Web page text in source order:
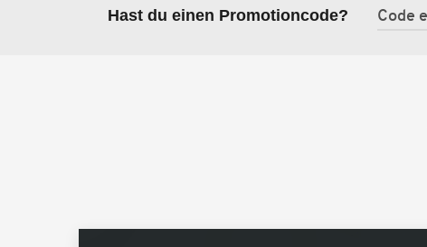
Hast du einen Promotioncode?